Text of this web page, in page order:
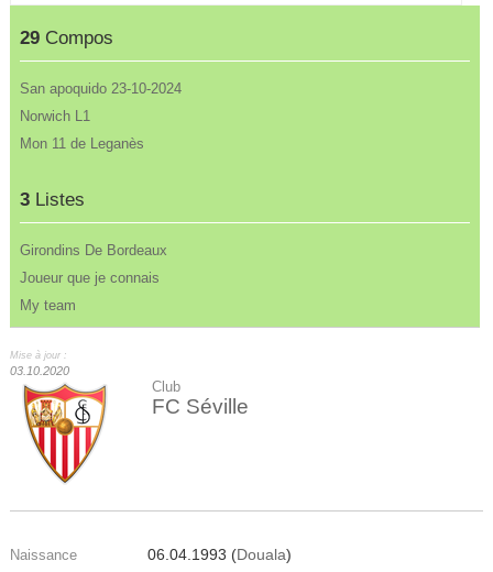
29 Compos
San apoquido 23-10-2024
Norwich L1
Mon 11 de Leganès
3 Listes
Girondins De Bordeaux
Joueur que je connais
My team
Mise à jour :
03.10.2020
Club
FC Séville
Naissance 06.04.1993 (Douala)